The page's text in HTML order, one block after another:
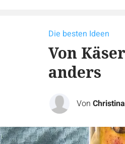
Die besten Ideen
Von
anders
Von